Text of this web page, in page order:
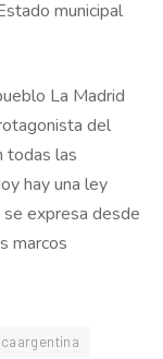
municipal
La Madrid
del
todas las
hay una ley
expresa desde
marcos